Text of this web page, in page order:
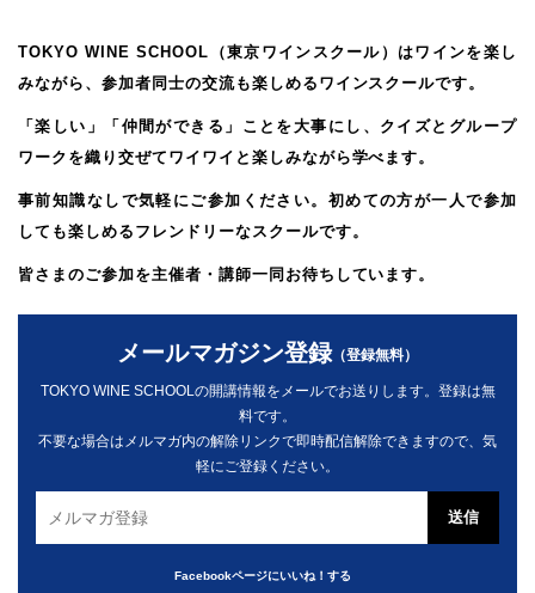
TOKYO WINE SCHOOL（東京ワインスクール）はワインを楽し
みながら、参加者同士の交流も楽しめるワインスクールです。
「楽しい」「仲間ができる」ことを大事にし、 クイズとグループ
ワークを織り交ぜてワイワイと楽しみながら学べます。
事前知識なしで気軽にご参加ください。 初めての方が一人で参加
しても楽しめるフレンドリーなスクールです。
皆さまのご参加を主催者・講師一同お待ちしています。
メールマガジン登録（登録無料）
TOKYO WINE SCHOOLの開講情報をメールでお送りします。登録は無
料です。
不要な場合はメルマガ内の解除リンクで即時配信解除できますので、気
軽にご登録ください。
Facebookページにいいね！する